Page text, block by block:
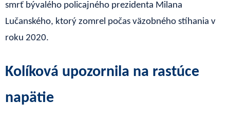
smrť bývalého policajného prezidenta Milana
Lučanského, ktorý zomrel počas väzobného stíhania v
roku 2020.
Kolíková upozornila na rastúce
napätie